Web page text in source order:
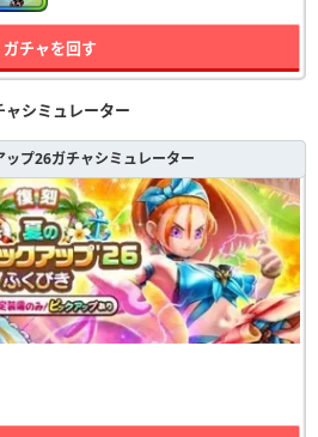
ガチャを回す
シミュレーター
プ26ガチャシミュレーター